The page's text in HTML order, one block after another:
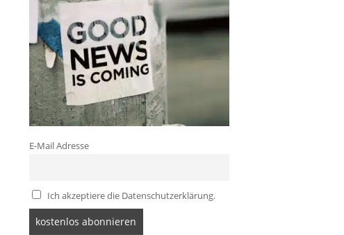
E-Mail Adresse
Ich akzeptiere die Datenschutzerklärung.